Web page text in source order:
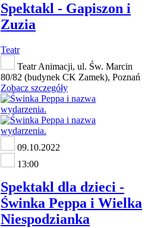
Spektakl - Gapiszon i
Zuzia
Teatr
Teatr Animacji, ul. Św. Marcin
80/82 (budynek CK Zamek), Poznań
Zobacz szczegóły
09.10.2022
13:00
Spektakl dla dzieci -
Świnka Peppa i Wielka
Niespodzianka